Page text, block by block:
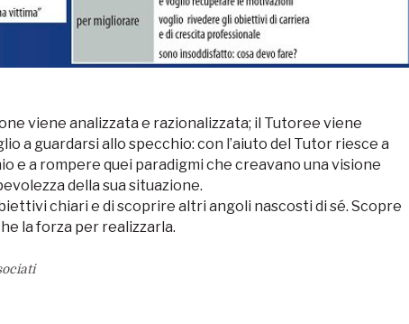
viene analizzata e razionalizzata; il Tutoree viene
a guardarsi allo specchio: con l’aiuto del Tutor riesce a
e a rompere quei paradigmi che creavano una visione
della sua situazione.
chiari e di scoprire altri angoli nascosti di sé. Scopre
la forza per realizzarla.